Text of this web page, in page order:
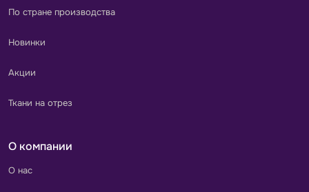
По стране производства
Новинки
Акции
Ткани на отрез
О компании
О нас